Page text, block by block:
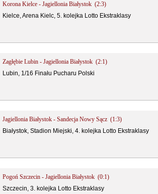
Korona Kielce - Jagiellonia Białystok (2:3)
Kielce, Arena Kielc, 5. kolejka Lotto Ekstraklasy
Zagłębie Lubin - Jagiellonia Białystok (2:1)
Lubin, 1/16 Finału Pucharu Polski
Jagiellonia Białystok - Sandecja Nowy Sącz (1:3)
Białystok, Stadion Miejski, 4. kolejka Lotto Ekstraklasy
Pogoń Szczecin - Jagiellonia Białystok (0:1)
Szczecin, 3. kolejka Lotto Ekstraklasy